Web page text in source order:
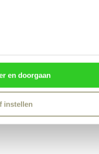
en doorgaan
instellen